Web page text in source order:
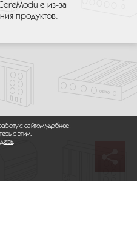
из-за
продуктов.
с сайтом удобнее.
с этим.
.